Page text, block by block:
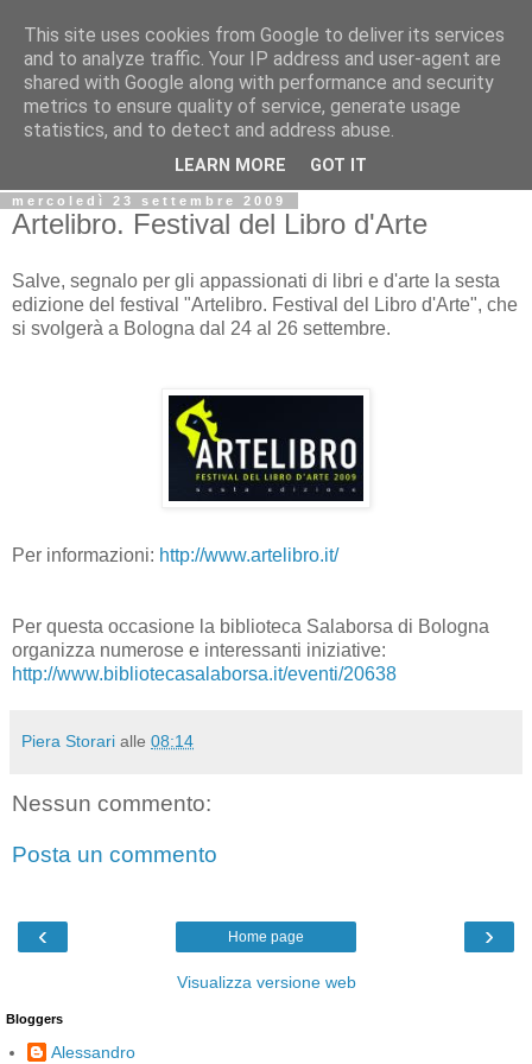
Biblio@rti in
Il Blog della Biblioteca di Area delle arti per condividere
informazioni iniziative incontri
mercoledì 23 settembre 2009
Artelibro. Festival del Libro d'Arte
Salve, segnalo per gli appassionati di libri e d'arte la sesta
edizione del festival "Artelibro. Festival del Libro d'Arte", che
si svolgerà a Bologna dal 24 al 26 settembre.
Per informazioni: http://www.artelibro.it/
Per questa occasione la biblioteca Salaborsa di Bologna
organizza numerose e interessanti iniziative:
http://www.bibliotecasalaborsa.it/eventi/20638
Piera Storari alle 08:14
Nessun commento:
Posta un commento
‹ ›
Home page
Visualizza versione web
Bloggers
Alessandro
This site uses cookies from Google to deliver its services
and to analyze traffic. Your IP address and user-agent are
shared with Google along with performance and security
metrics to ensure quality of service, generate usage
statistics, and to detect and address abuse.
LEARN MORE GOT IT